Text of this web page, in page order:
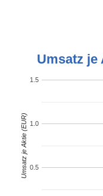
Umsatz je
0.5
1.0
1.5
Umsatz je Aktie (EUR)